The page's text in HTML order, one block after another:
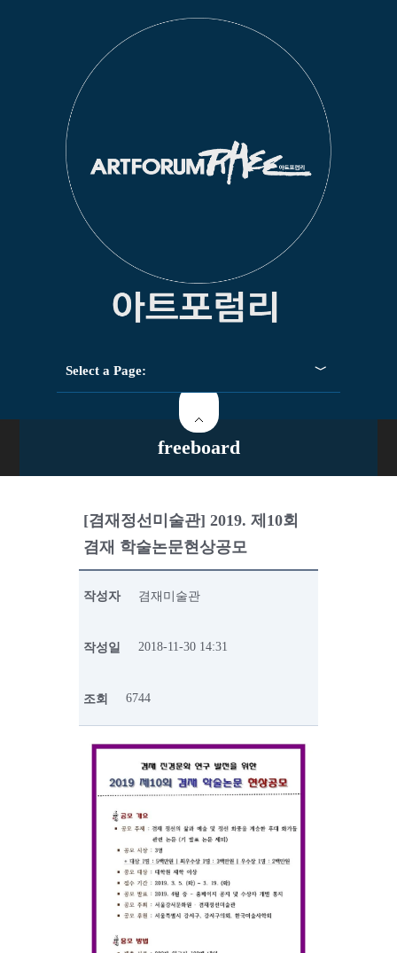
Select a Page:
freeboard
[겸재정선미술관] 2019. 제10회
겸재 학술논문현상공모
작성자 겸재미술관
작성일 2018-11-30 14:31
조회 6744